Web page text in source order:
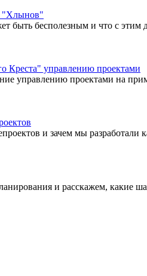
"Хлынов"
бесполезным и что с этим
Креста" управлению проектами
управлению проектами на
и зачем мы разработали
и расскажем, какие